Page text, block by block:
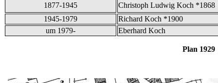
1877-1945
Christoph Ludwig Koch *1868
1945-1979
Richard Koch *1900
um 1979-
Eberhard Koch
Plan